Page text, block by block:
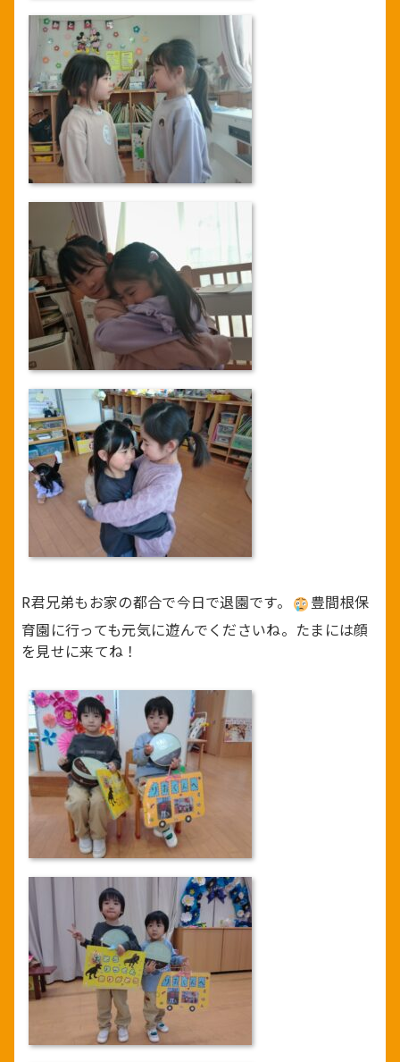
R君兄弟もお家の都合で今日で退園です。
豊間根保
育園に行っても元気に遊んでくださいね。たまには顔
を見せに来てね！